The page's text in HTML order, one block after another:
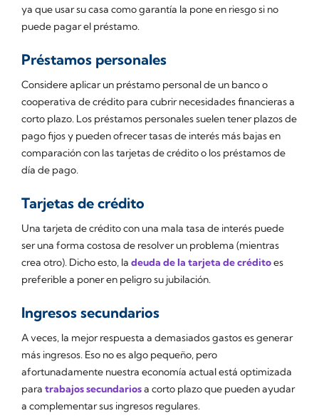
ya que usar su casa como garantía la pone en riesgo si no
puede pagar el préstamo.
Préstamos personales
Considere aplicar un préstamo personal de un banco o
cooperativa de crédito para cubrir necesidades financieras a
corto plazo. Los préstamos personales suelen tener plazos de
pago fijos y pueden ofrecer tasas de interés más bajas en
comparación con las tarjetas de crédito o los préstamos de
día de pago.
Tarjetas de crédito
Una tarjeta de crédito con una mala tasa de interés puede
ser una forma costosa de resolver un problema (mientras
crea otro). Dicho esto, la deuda de la tarjeta de créditoes
preferible a poner en peligro su jubilación.
Ingresos secundarios
A veces, la mejor respuesta a demasiados gastos es generar
más ingresos. Eso no es algo pequeño, pero
afortunadamente nuestra economía actual está optimizada
para trabajos secundariosa corto plazo que pueden ayudar
a complementar sus ingresos regulares.